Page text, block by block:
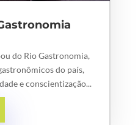
do Rio Gastronomia,
do país,
e conscientização...